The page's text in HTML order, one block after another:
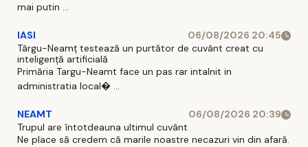
mai putin ...
IASI
06/08/2026 20:45
Târgu-Neamț testează un purtător de cuvânt creat cu
inteligență artificială
Primăria Targu-Neamt face un pas rar intalnit in
administratia local� ...
NEAMT
06/08/2026 20:39
Trupul are întotdeauna ultimul cuvânt
Ne place să credem că marile noastre necazuri vin din afară.